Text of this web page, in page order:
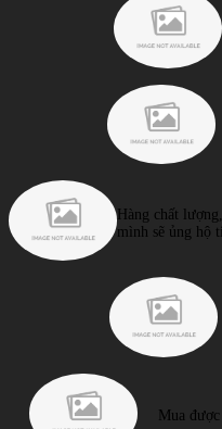
Hàng chất
mình sẽ ủng hộ
Mua